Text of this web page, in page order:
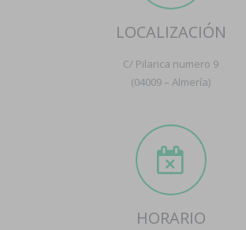
LOCALIZACIÓN
C/ Pilarica numero 9
(04009 – Almería)
HORARIO